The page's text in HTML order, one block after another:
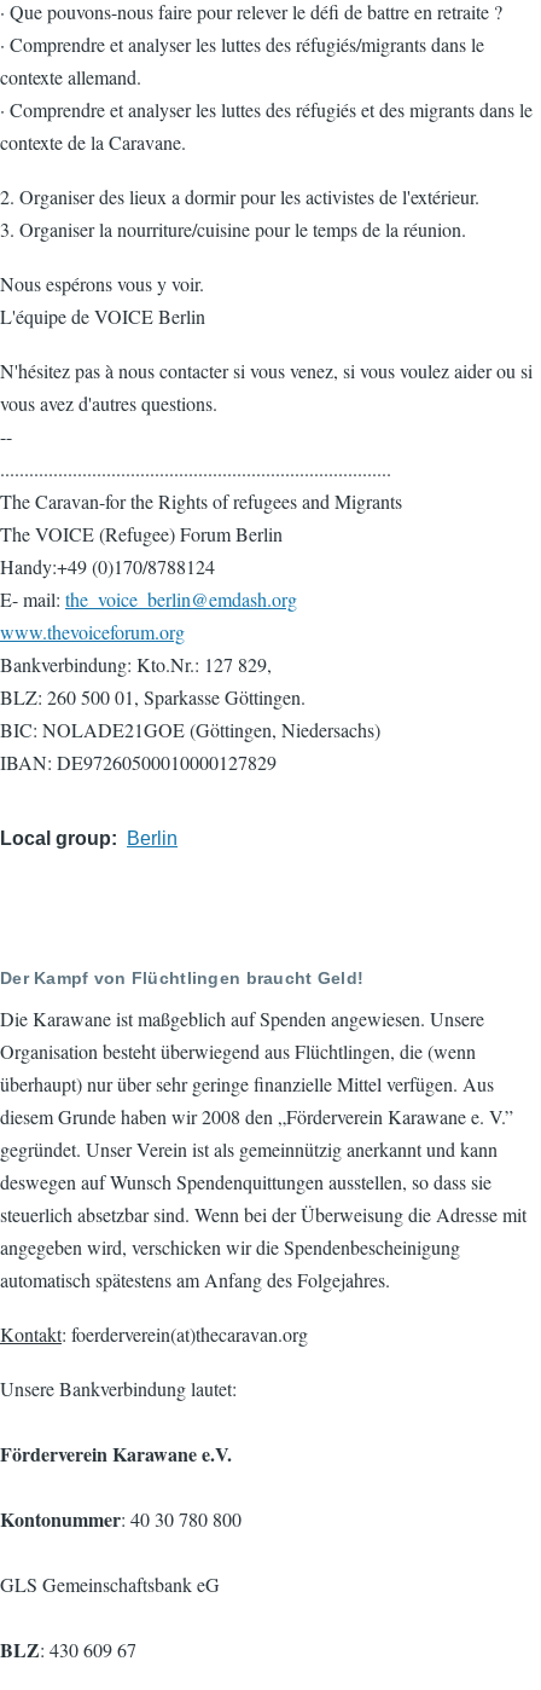
· Que pouvons-nous faire pour relever le défi de battre en retraite ?
· Comprendre et analyser les luttes des réfugiés/migrants dans le
contexte allemand.
· Comprendre et analyser les luttes des réfugiés et des migrants dans le
contexte de la Caravane.
2. Organiser des lieux a dormir pour les activistes de l'extérieur.
3. Organiser la nourriture/cuisine pour le temps de la réunion.
Nous espérons vous y voir.
L'équipe de VOICE Berlin
N'hésitez pas à nous contacter si vous venez, si vous voulez aider ou si
vous avez d'autres questions.
--
.................................................................................
The Caravan-for the Rights of refugees and Migrants
The VOICE (Refugee) Forum Berlin
Handy:+49 (0)170/8788124
E- mail: the_voice_berlin@emdash.org
www.thevoiceforum.org
Bankverbindung: Kto.Nr.: 127 829,
BLZ: 260 500 01, Sparkasse Göttingen.
BIC: NOLADE21GOE (Göttingen, Niedersachs)
IBAN: DE97260500010000127829
Local group Berlin
Der Kampf von Flüchtlingen braucht Geld!
Die Karawane ist maßgeblich auf Spenden angewiesen. Unsere
Organisation besteht überwiegend aus Flüchtlingen, die (wenn
überhaupt) nur über sehr geringe finanzielle Mittel verfügen. Aus
diesem Grunde haben wir 2008 den „Förderverein Karawane e. V.”
gegründet. Unser Verein ist als gemeinnützig anerkannt und kann
deswegen auf Wunsch Spendenquittungen ausstellen, so dass sie
steuerlich absetzbar sind. Wenn bei der Überweisung die Adresse mit
angegeben wird, verschicken wir die Spendenbescheinigung
automatisch spätestens am Anfang des Folgejahres.
Kontakt: foerderverein(at)thecaravan.org
Unsere Bankverbindung lautet:
Förderverein Karawane e.V.
Kontonummer: 40 30 780 800
GLS Gemeinschaftsbank eG
BLZ: 430 609 67